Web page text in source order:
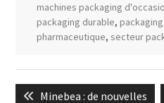
machines packaging
packaging durable,
pharmaceutique, secteur
Navigation
Previous
Minebea : de nouvelles